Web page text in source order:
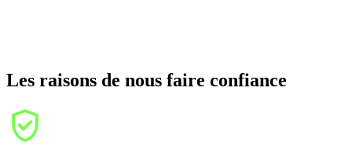
Les raisons de nous faire confiance